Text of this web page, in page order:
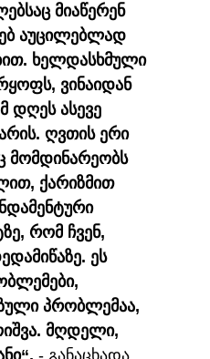
მიაწერენ
აუცილებლად
ხელდასხმული
ვინაიდან
დღეს ასევე
ღვთის ერი
მომდინარეობს
ქარიზმით
რომ ჩვენ,
ეს
პრობლემაა,
მღდელი,